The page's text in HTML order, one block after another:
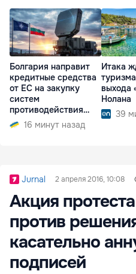
Болгария направит
кредитные средства
от ЕС на закупку
систем
противодействия
дронам
16 минут назад
Итака
выхода
Нолана
39
Jurnal 2 апреля 2016, 10:08
Акция
против
касательно
подписей